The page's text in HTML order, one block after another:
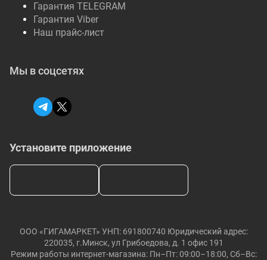
Гарантия TELEGRAM
Гарантия Viber
Наш прайс-лист
Установите приложение
Мы в соцсетях
ООО «ГИГАМАРКЕТ» УНП: 691800740 Юридический адрес:
220035, г.Минск, ул Грибоедова, д. 1 офис 191
Режим работы интернет-магазина: Пн–Пт: 09:00–18:00, Сб–Вс: